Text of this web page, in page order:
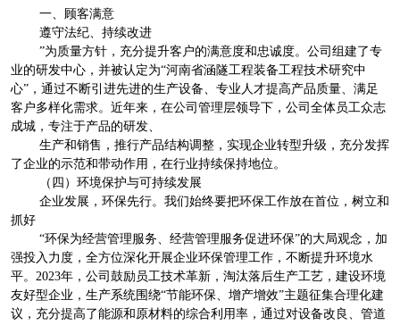
一、顾客满意
遵守法纪、持续改进
”为质量方针，充分提升客户的满意度和忠诚度。公司组建了专
业的研发中心，并被认定为“河南省涵隧工程装备工程技术研究中
心”，通过不断引进先进的生产设备、专业人才提高产品质量、满足
客户多样化需求。近年来，在公司管理层领导下，公司全体员工众志
成城，专注于产品的研发、
生产和销售，推行产品结构调整，实现企业转型升级，充分发挥
了企业的示范和带动作用，在行业持续保持地位。
（四）环境保护与可持续发展
企业发展，环保先行。我们始终要把环保工作放在首位，树立和
抓好
“环保为经营管理服务、经营管理服务促进环保”的大局观念，加
强投入力度，全方位深化开展企业环保管理工作，不断提升环境水
平。2023年，公司鼓励员工技术革新，淘汰落后生产工艺，建设环境
友好型企业，生产系统围绕“节能环保、增产增效”主题征集合理化建
议，充分提高了能源和原材料的综合利用率，通过对设备改良、管道